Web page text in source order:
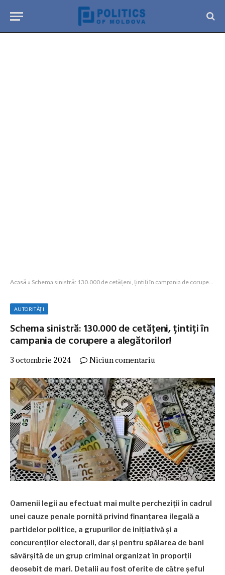
Acasă » Schema sinistră: 130.000 de cetățeni, țintiți în campania de corupere a alegătorilor!
AUTORITĂȚI
Schema sinistră: 130.000 de cetățeni, țintiți în
campania de corupere a alegătorilor!
3 octombrie 2024 Niciun comentariu
Oamenii legii au efectuat mai multe percheziții în cadrul
unei cauze penale pornită privind finanțarea ilegală a
partidelor politice, a grupurilor de inițiativă și a
concurenților electorali, dar și pentru spălarea de bani
săvârșită de un grup criminal organizat în proporții
deosebit de mari. Detalii au fost oferite de către șeful